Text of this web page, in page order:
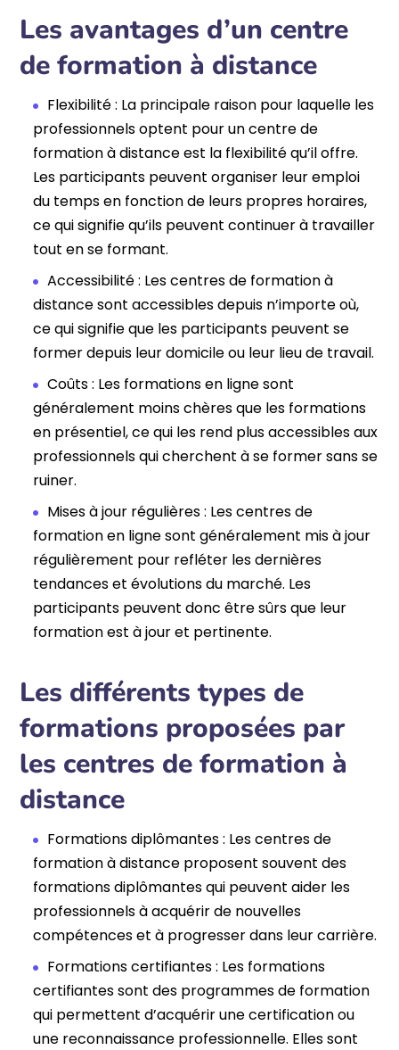
Les avantages d’un centre
de formation à distance
Flexibilité : La principale raison pour laquelle les
professionnels optent pour un centre de
formation à distance est la flexibilité qu’il offre.
Les participants peuvent organiser leur emploi
du temps en fonction de leurs propres horaires,
ce qui signifie qu’ils peuvent continuer à travailler
tout en se formant.
Accessibilité : Les centres de formation à
distance sont accessibles depuis n’importe où,
ce qui signifie que les participants peuvent se
former depuis leur domicile ou leur lieu de travail.
Coûts : Les formations en ligne sont
généralement moins chères que les formations
en présentiel, ce qui les rend plus accessibles aux
professionnels qui cherchent à se former sans se
ruiner.
Mises à jour régulières : Les centres de
formation en ligne sont généralement mis à jour
régulièrement pour refléter les dernières
tendances et évolutions du marché. Les
participants peuvent donc être sûrs que leur
formation est à jour et pertinente.
Les différents types de
formations proposées par
les centres de formation à
distance
Formations diplômantes : Les centres de
formation à distance proposent souvent des
formations diplômantes qui peuvent aider les
professionnels à acquérir de nouvelles
compétences et à progresser dans leur carrière.
Formations certifiantes : Les formations
certifiantes sont des programmes de formation
qui permettent d’acquérir une certification ou
une reconnaissance professionnelle. Elles sont